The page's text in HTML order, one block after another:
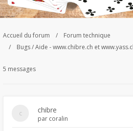
Accueil du forum
Forum technique
Bugs / Aide - www.chibre.ch et
5 messages
chibre
par coralin